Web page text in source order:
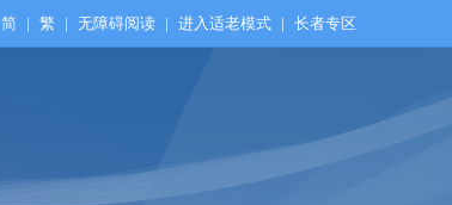
简 | 繁 | 无障碍阅读 | 进入适老模式 | 长者专区